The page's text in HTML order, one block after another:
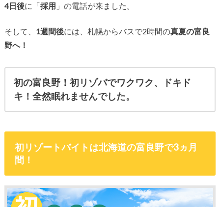
4日後に「採用 」の電話が来ました。
そして、 1週間後には、札幌からバスで2時間の真夏の富良
野へ！
初の富良野！初リゾバでワクワク、ドキド
キ！全然眠れませんでした。
初リゾートバイトは北海道の富良野で3ヵ月
間！